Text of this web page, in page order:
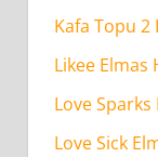
Kafa Topu 2
Likee Elmas
Love Sparks
Love Sick